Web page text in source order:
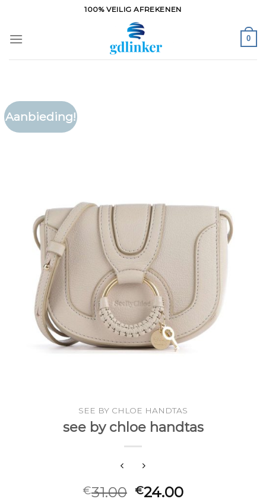
inhoud
100% VEILIG AFREKENEN
0
Aanbieding!
SEE BY CHLOE HANDTAS
see by chloe handtas
€31.00 €24.00